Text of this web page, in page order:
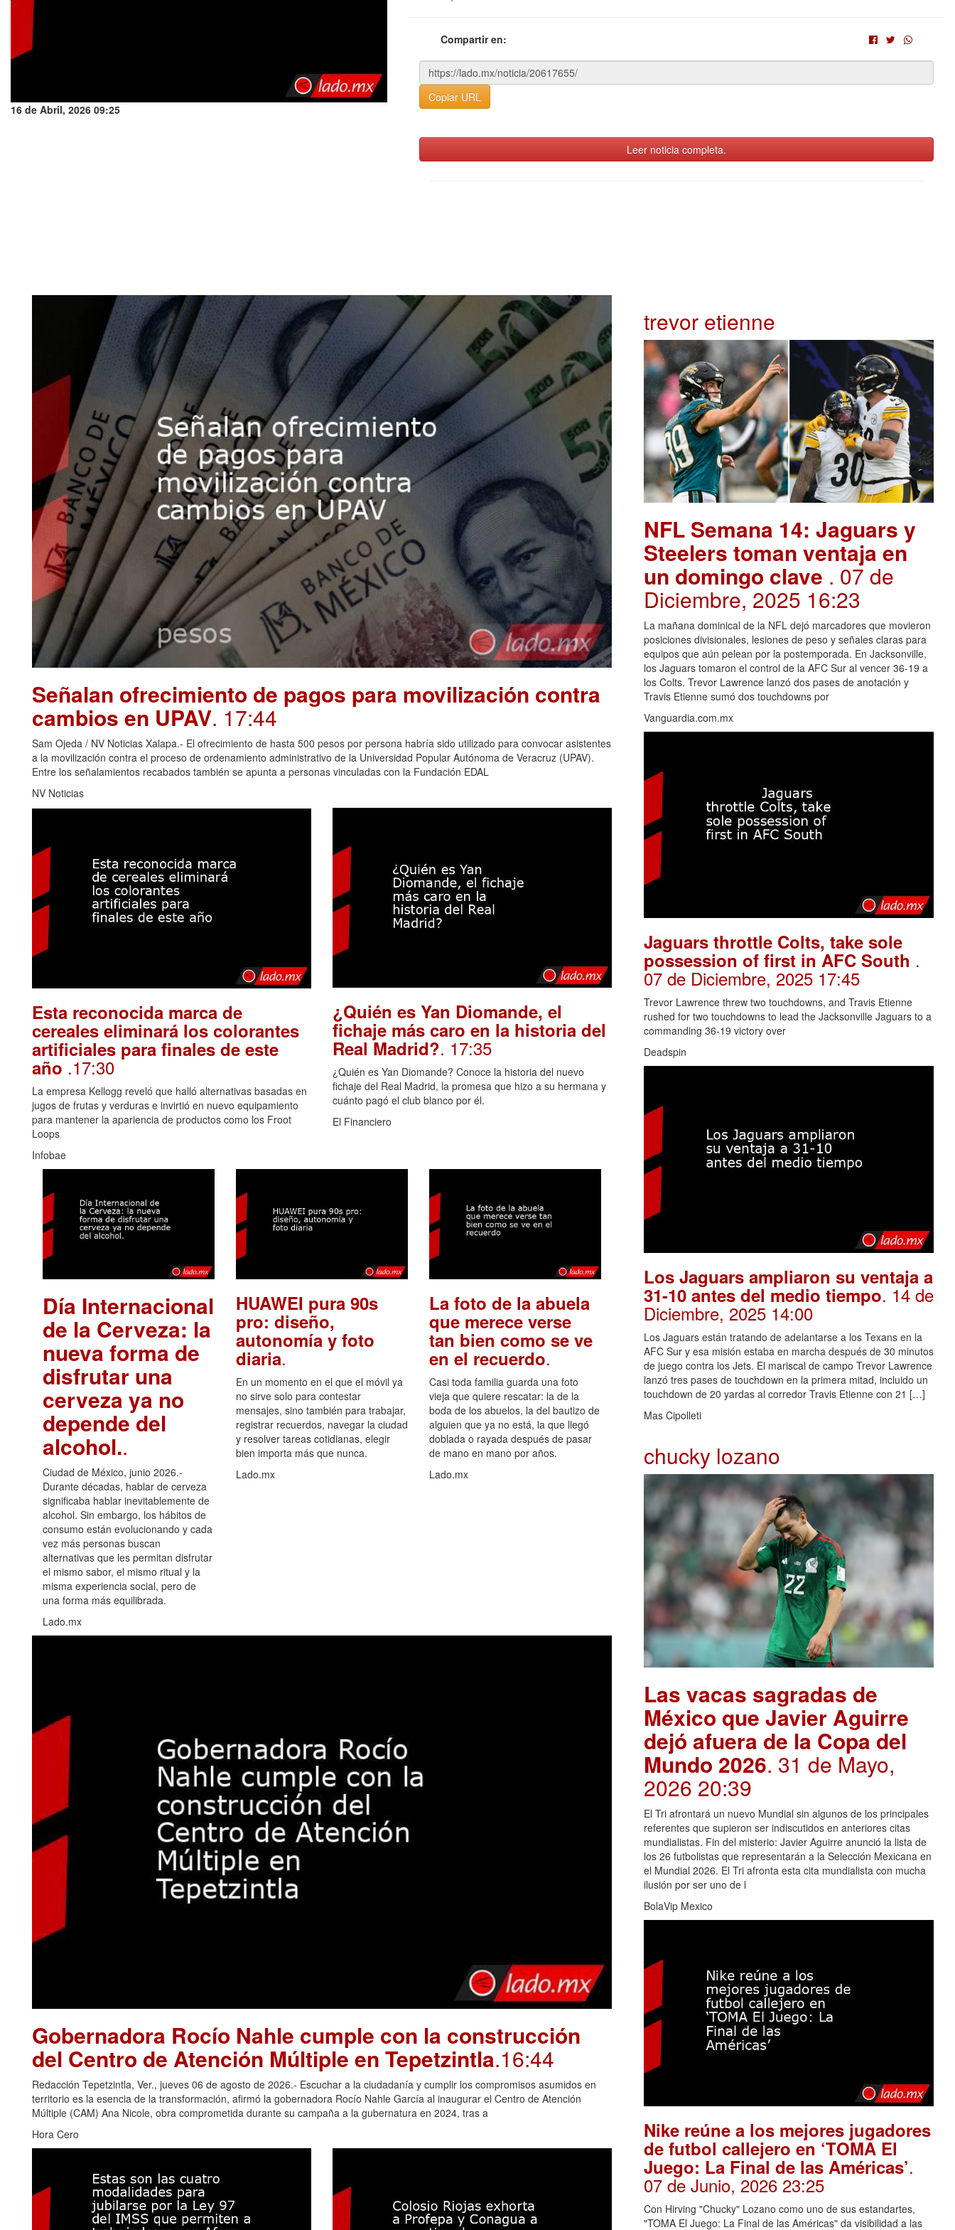
16 de Abril, 2026 09:25
Compartir en:
Copiar URL
Leer noticia completa.
Señalan ofrecimiento de pagos para movilización contra
cambios en UPAV. 17:44
Sam Ojeda / NV Noticias Xalapa.- El ofrecimiento de hasta 500 pesos por persona habría sido utilizado para convocar asistentes
a la movilización contra el proceso de ordenamiento administrativo de la Universidad Popular Autónoma de Veracruz (UPAV).
Entre los señalamientos recabados también se apunta a personas vinculadas con la Fundación EDAL
NV Noticias
Esta reconocida marca de
cereales eliminará los colorantes
artificiales para finales de este
año .17:30
La empresa Kellogg reveló que halló alternativas basadas en
jugos de frutas y verduras e invirtió en nuevo equipamiento
para mantener la apariencia de productos como los Froot
Loops
Infobae
¿Quién es Yan Diomande, el
fichaje más caro en la historia del
Real Madrid?. 17:35
¿Quién es Yan Diomande? Conoce la historia del nuevo
fichaje del Real Madrid, la promesa que hizo a su hermana y
cuánto pagó el club blanco por él.
El Financiero
Día Internacional
de la Cerveza: la
nueva forma de
disfrutar una
cerveza ya no
depende del
alcohol..
Ciudad de México, junio 2026.-
Durante décadas, hablar de cerveza
significaba hablar inevitablemente de
alcohol. Sin embargo, los hábitos de
consumo están evolucionando y cada
vez más personas buscan
alternativas que les permitan disfrutar
el mismo sabor, el mismo ritual y la
misma experiencia social, pero de
una forma más equilibrada.
Lado.mx
HUAWEI pura 90s
pro: diseño,
autonomía y foto
diaria.
En un momento en el que el móvil ya
no sirve solo para contestar
mensajes, sino también para trabajar,
registrar recuerdos, navegar la ciudad
y resolver tareas cotidianas, elegir
bien importa más que nunca.
Lado.mx
La foto de la abuela
que merece verse
tan bien como se ve
en el recuerdo.
Casi toda familia guarda una foto
vieja que quiere rescatar: la de la
boda de los abuelos, la del bautizo de
alguien que ya no está, la que llegó
doblada o rayada después de pasar
de mano en mano por años.
Lado.mx
Gobernadora Rocío Nahle cumple con la construcción
del Centro de Atención Múltiple en Tepetzintla.16:44
Redacción Tepetzintla, Ver., jueves 06 de agosto de 2026.- Escuchar a la ciudadanía y cumplir los compromisos asumidos en
territorio es la esencia de la transformación, afirmó la gobernadora Rocío Nahle García al inaugurar el Centro de Atención
Múltiple (CAM) Ana Nicole, obra comprometida durante su campaña a la gubernatura en 2024, tras a
Hora Cero
trevor etienne
NFL Semana 14: Jaguars y
Steelers toman ventaja en
un domingo clave . 07 de
Diciembre, 2025 16:23
La mañana dominical de la NFL dejó marcadores que movieron
posiciones divisionales, lesiones de peso y señales claras para
equipos que aún pelean por la postemporada. En Jacksonville,
los Jaguars tomaron el control de la AFC Sur al vencer 36-19 a
los Colts. Trevor Lawrence lanzó dos pases de anotación y
Travis Etienne sumó dos touchdowns por
Vanguardia.com.mx
Jaguars throttle Colts, take sole
possession of first in AFC South .
07 de Diciembre, 2025 17:45
Trevor Lawrence threw two touchdowns, and Travis Etienne
rushed for two touchdowns to lead the Jacksonville Jaguars to a
commanding 36-19 victory over
Deadspin
Los Jaguars ampliaron su ventaja a
31-10 antes del medio tiempo. 14 de
Diciembre, 2025 14:00
Los Jaguars están tratando de adelantarse a los Texans en la
AFC Sur y esa misión estaba en marcha después de 30 minutos
de juego contra los Jets. El mariscal de campo Trevor Lawrence
lanzó tres pases de touchdown en la primera mitad, incluido un
touchdown de 20 yardas al corredor Travis Etienne con 21 […]
Mas Cipolleti
chucky lozano
Las vacas sagradas de
México que Javier Aguirre
dejó afuera de la Copa del
Mundo 2026. 31 de Mayo,
2026 20:39
El Tri afrontará un nuevo Mundial sin algunos de los principales
referentes que supieron ser indiscutidos en anteriores citas
mundialistas. Fin del misterio: Javier Aguirre anunció la lista de
los 26 futbolistas que representarán a la Selección Mexicana en
el Mundial 2026. El Tri afronta esta cita mundialista con mucha
ilusión por ser uno de l
BolaVip Mexico
Nike reúne a los mejores jugadores
de futbol callejero en ‘TOMA El
Juego: La Final de las Américas’.
07 de Junio, 2026 23:25
Con Hirving "Chucky" Lozano como uno de sus estandartes,
"TOMA El Juego: La Final de las Américas" da visibilidad a las